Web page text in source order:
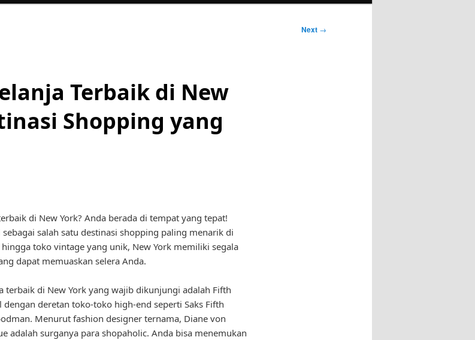
Next →
Terbaik di New
Shopping yang
di New York? Anda berada di tempat yang tepat!
salah satu destinasi shopping paling menarik di
toko vintage yang unik, New York memiliki segala
dapat memuaskan selera Anda.
terbaik di New York yang wajib dikunjungi adalah Fifth
dengan deretan toko-toko high-end seperti Saks Fifth
Menurut fashion designer ternama, Diane von
adalah surganya para shopaholic. Anda bisa menemukan